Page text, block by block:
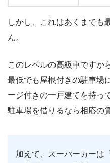
しかし、これはあくまでも
ん。
このレベルの高級車ですか
最低でも屋根付きの駐車場
ージ付きの一戸建てを持っ
駐車場を借りるなら相応の
加えて、スーパーカーは